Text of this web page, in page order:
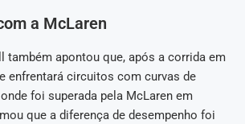
a McLaren
também apontou que, após a corrida em
enfrentará circuitos com curvas de
foi superada pela McLaren em
que a diferença de desempenho foi